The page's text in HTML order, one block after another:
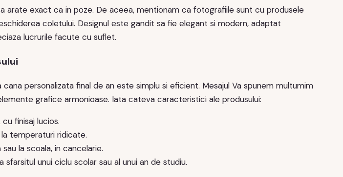
arate exact ca in poze. De aceea, mentionam ca fotografiile sunt cu produsele
coletului. Designul este gandit sa fie elegant si modern, adaptat
lucrurile facute cu suflet.
personalizata final de an este simplu si eficient. Mesajul Va spunem multumim
grafice armonioase. Iata cateva caracteristici ale produsului:
finisaj lucios.
temperaturi ridicate.
la scoala, in cancelarie.
unui ciclu scolar sau al unui an de studiu.